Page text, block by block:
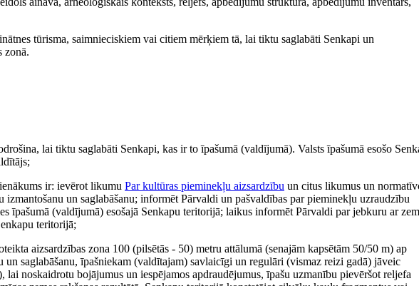
tūrisma, saimnieciskiem vai citiem mērķiem tā, lai tiktu saglabāti Senkapi un
zonā.
lai tiktu saglabāti Senkapi, kas ir to īpašumā (valdījumā). Valsts īpašumā esošo
ir: ievērot likumu Par kultūras pieminekļu aizsardzību un citus likumus un
izmantošanu un saglabāšanu; informēt Pārvaldi un pašvaldības par pieminekļu uzraudzību
īpašumā (valdījumā) esošajā Senkapu teritorijā; laikus informēt Pārvaldi par jebkuru ar
teritorijā;
aizsardzības zona 100 (pilsētās - 50) metru attālumā (senajām kapsētām 50/50 m) ap
un saglabāšanu, īpašniekam (valdītajam) savlaicīgi un regulāri (vismaz reizi gadā) jāveic
lai noskaidrotu bojājumus un iespējamos apdraudējumus, īpašu uzmanību pievēršot reljefa